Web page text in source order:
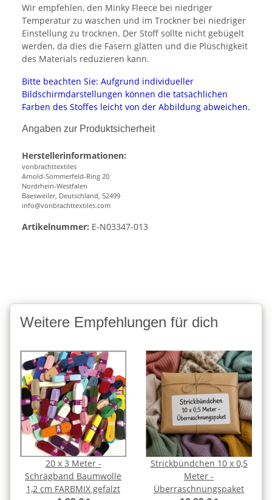
Wir empfehlen, den Minky Fleece bei niedriger
Temperatur zu waschen und im Trockner bei niedriger
Einstellung zu trocknen. Der Stoff sollte nicht gebügelt
werden, da dies die Fasern glätten und die Plüschigkeit
des Materials reduzieren kann.
Bitte beachten Sie: Aufgrund individueller
Bildschirmdarstellungen können die tatsächlichen
Farben des Stoffes leicht von der Abbildung abweichen.
Angaben zur Produktsicherheit
Herstellerinformationen:
vonbrachttextiles
Arnold-Sommerfeld-Ring 20
Nordrhein-Westfalen
Baesweiler, Deutschland, 52499
info@vonbrachttextiles.com
Artikelnummer: E-N03347-013
Weitere Empfehlungen für dich
20 x 3 Meter -
Schrägband Baumwolle
1,2 cm FARBMIX gefalzt
Strickbündchen 10 x 0,5
Meter -
Überraschnungspaket